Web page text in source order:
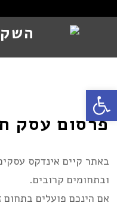
פרסום עסק
באתר קיים אינדקס
ובתחומים קרובים.
אם הינכם פועלים
Open toolbar